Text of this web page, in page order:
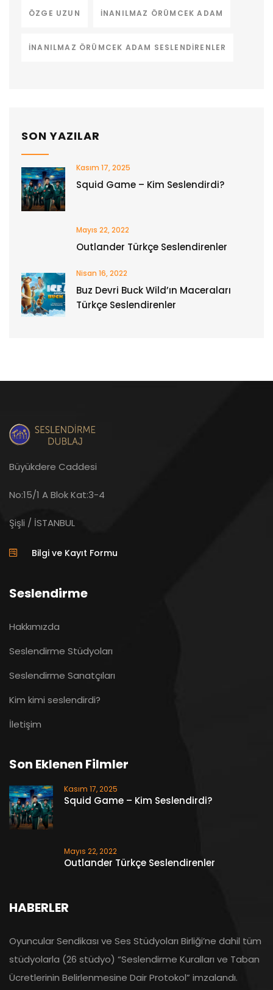
ÖZGE UZUN İNANILMAZ ÖRÜMCEK ADAM
İNANILMAZ ÖRÜMCEK ADAM SESLENDIRENLER
SON YAZILAR
Kasım 17, 2025
Squid Game – Kim Seslendirdi?
Mayıs 22, 2022
Outlander Türkçe Seslendirenler
Nisan 16, 2022
Buz Devri Buck Wild’ın Maceraları
Türkçe Seslendirenler
Büyükdere Caddesi
No:15/1 A Blok Kat:3-4
Şişli / İSTANBUL
Bilgi ve Kayıt Formu
Seslendirme
Hakkımızda
Seslendirme Stüdyoları
Seslendirme Sanatçıları
Kim kimi seslendirdi?
İletişim
Son Eklenen Filmler
Kasım 17, 2025
Squid Game – Kim Seslendirdi?
Mayıs 22, 2022
Outlander Türkçe Seslendirenler
HABERLER
Oyuncular Sendikası ve Ses Stüdyoları Birliği’ne dahil tüm
stüdyolarla (26 stüdyo) “Seslendirme Kuralları ve Taban
Ücretlerinin Belirlenmesine Dair Protokol” imzalandı.